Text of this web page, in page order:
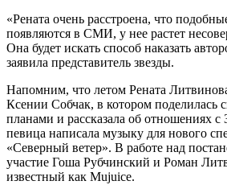
«Рената очень расстроена, что
появляются в СМИ, у нее растет
Она будет искать способ наказать
заявила представитель звезды.
Напомним, что летом Рената
Ксении Собчак, в котором поделилась
планами и рассказала об отношениях
певица написала музыку для нового
«Северный ветер». В работе над
участие Гоша Рубчинский и Роман
известный как Mujuice.